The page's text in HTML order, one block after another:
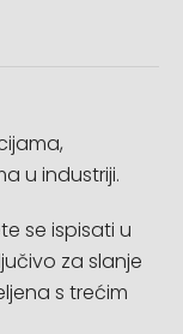
u industriji.
se ispisati u
za slanje
s trećim